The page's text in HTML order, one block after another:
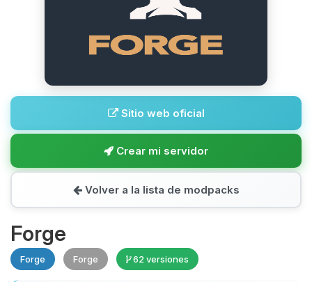
Sitio web oficial
Crear mi servidor
Volver a la lista de modpacks
Forge
Forge Forge 62 versiones